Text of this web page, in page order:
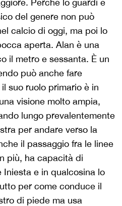
Perché lo guardi e
del genere non può
calcio di oggi, ma poi lo
aperta. Alan è una
il metro e sessanta. È un
può anche fare
suo ruolo primario è in
visione molto ampia,
lungo prevalentemente
per andare verso la
il passaggio fra le linee
più, ha capacità di
Iniesta e in qualcosina lo
per come conduce il
di piede ma usa